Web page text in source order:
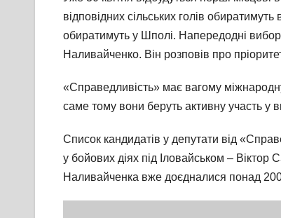
відповідних сільських голів
обиратимуть у Шполі. Напередодні
Наливайченко. Він розповів про
«Справедливість» має вагому
саме тому вони беруть активну участь у
Список кандидатів у депутати від
у бойових діях під Іловайськом –
Наливайченка вже доєдналися понад 200